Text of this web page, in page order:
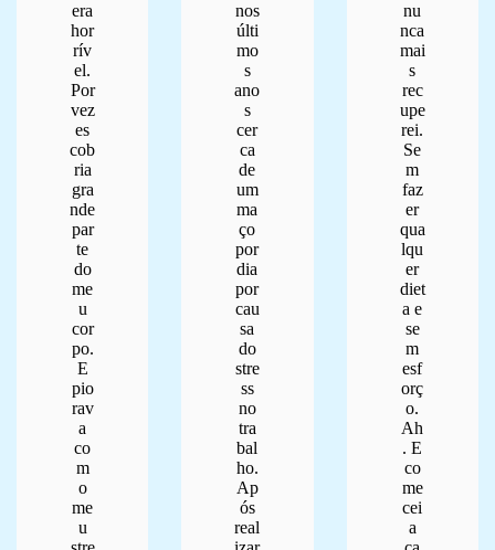
era
hor
rív
el.
Por
vez
es
cob
ria
gra
nde
par
te
do
me
u
cor
po.
E
pio
rav
a
co
m
o
me
u
nos
últi
mo
s
ano
s
cer
ca
de
um
ma
ço
por
dia
por
cau
sa
do
stre
ss
no
tra
bal
ho.
Ap
ós
real
nu
nca
mai
s
rec
upe
rei.
Se
m
faz
er
qua
lqu
er
diet
a e
se
m
esf
orç
o.
Ah
. E
co
me
cei
a